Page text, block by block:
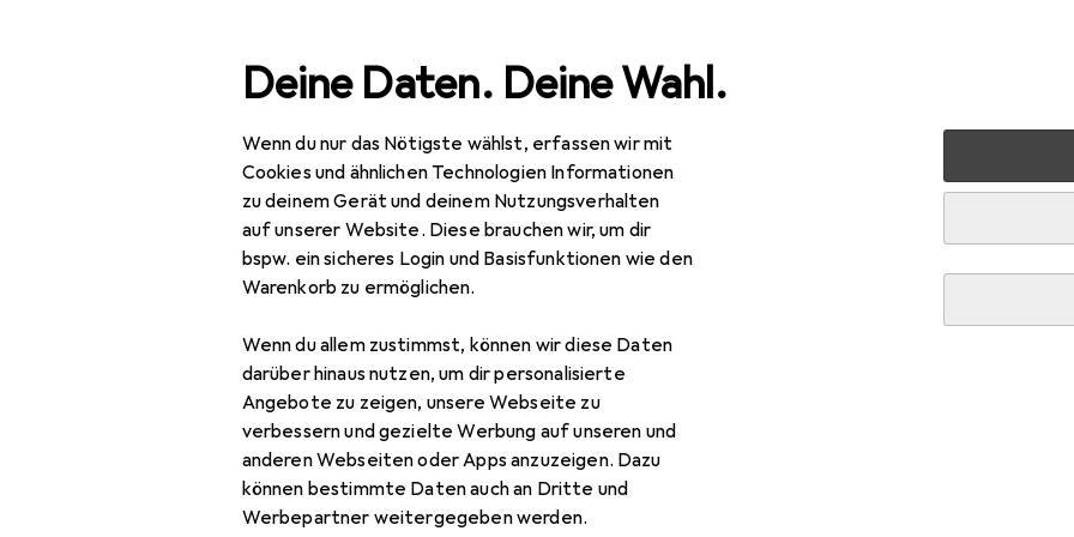
Deine Daten. Deine Wahl.
Wenn du nur das Nötigste wählst, erfassen wir mit
Cookies und ähnlichen Technologien Informationen
zu deinem Gerät und deinem Nutzungsverhalten
auf unserer Website. Diese brauchen wir, um dir
bspw. ein sicheres Login und Basisfunktionen wie den
Warenkorb zu ermöglichen.
Wenn du allem zustimmst, können wir diese Daten
darüber hinaus nutzen, um dir personalisierte
Angebote zu zeigen, unsere Webseite zu
verbessern und gezielte Werbung auf unseren und
anderen Webseiten oder Apps anzuzeigen. Dazu
können bestimmte Daten auch an Dritte und
Werbepartner weitergegeben werden.
Navigation nach Kategorien Gesamtsortiment IT + Multimedia Foto + Video